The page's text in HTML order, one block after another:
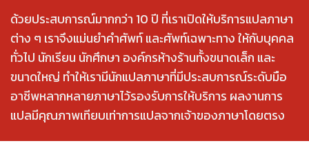
ด้วยประสบการณ์มากกว่า 10 ปี ที่เราเปิดให้บริการแปลภาษา
ต่าง ๆ เราจึงแม่นยำคำศัพท์ และศัพท์เฉพาะทาง ให้กับบุคคล
ทั่วไป นักเรียน นักศึกษา องค์กรห้างร้านทั้งขนาดเล็ก และ
ขนาดใหญ่ ทำให้เรามีนักแปลภาษาที่มีประสบการณ์ระดับมือ
อาชีพหลากหลายภาษาไว้รองรับการให้บริการ ผลงานการ
แปลมีคุณภาพเทียบเท่าการแปลจากเจ้าของภาษาโดยตรง